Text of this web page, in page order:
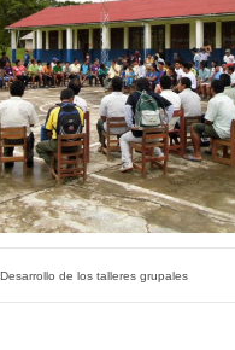
Desarrollo de los talleres grupales